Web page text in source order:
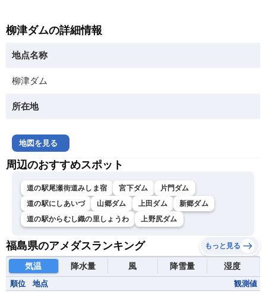
柳津ダムの詳細情報
地点名称
柳津ダム
所在地
地図を見る
周辺のおすすめスポット
道の駅尾瀬街道みしま宿 宮下ダム
片門ダム
道の駅にしあいづ
山郷ダム 上田ダム
新郷ダム
道の駅からむし織の里しょうわ
上野尻ダム
福島県のアメダスランキング もっと見る
気温 降水量 風 降雪量 湿度
順位 地点 観測値